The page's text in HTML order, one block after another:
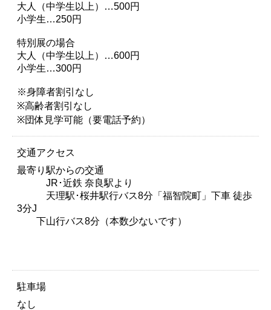
大人（中学生以上）…500円
小学生…250円
特別展の場合
大人（中学生以上）…600円
小学生…300円
※身障者割引なし
※高齢者割引なし
※団体見学可能（要電話予約）
交通アクセス
最寄り駅からの交通
JR･近鉄 奈良駅より
天理駅･桜井駅行バス8分「福智院町」下車 徒歩
3分J
下山行バス8分（本数少ないです）
駐車場
なし